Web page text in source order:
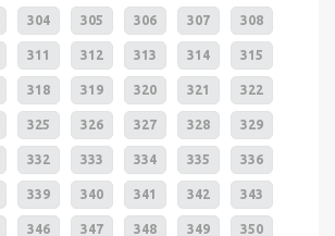
304 305 306 307 308
311 312 313 314 315
318 319 320 321 322
325 326 327 328 329
332 333 334 335 336
339 340 341 342 343
346 347 348 349 350